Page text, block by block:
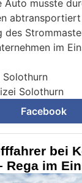
Auto musste
des
im
Solothurn
Solothurn
Facebook
bei
Rega im